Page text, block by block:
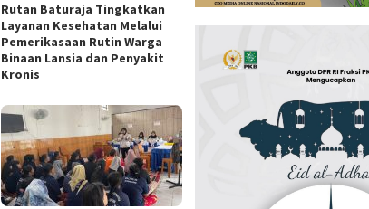
Rutan Baturaja Tingkatkan
Layanan Kesehatan Melalui
Pemerikasaan Rutin Warga
Binaan Lansia dan Penyakit
Kronis